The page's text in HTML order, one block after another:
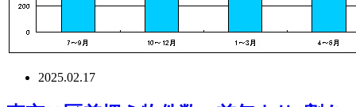
2025.02.17